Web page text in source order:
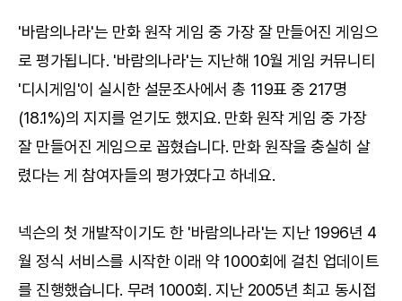
'바람의나라'는 만화 원작 게임 중 가장 잘 만들어진 게임으
로 평가됩니다. '바람의나라'는 지난해 10월 게임 커뮤니티
'디시게임'이 실시한 설문조사에서 총 119표 중 217명
(18.1%)의 지지를 얻기도 했지요. 만화 원작 게임 중 가장
잘 만들어진 게임으로 꼽혔습니다. 만화 원작을 충실히 살
렸다는 게 참여자들의 평가였다고 하네요.
넥슨의 첫 개발작이기도 한 '바람의나라'는 지난 1996년 4
월 정식 서비스를 시작한 이래 약 1000회에 걸친 업데이트
를 진행했습니다. 무려 1000회. 지난 2005년 최고 동시접